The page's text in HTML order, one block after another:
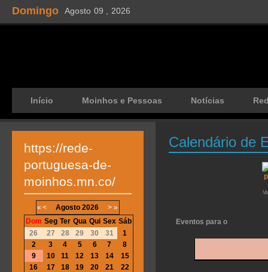
Domingo Agosto 09 , 2026
Início Moinhos e Pessoas Notícias
Calendário de
Eventos para o
https://rede-
portuguesa-de-
moinhos.mn.co/
« < Agosto 2026 > »
Dom Seg Ter Qua Qui Sex Sáb
26
27 28 29 30 31
1
2
3 4 5 6 7
8
9
10 11 12 13 14
15
16
17 18 19 20 21
22